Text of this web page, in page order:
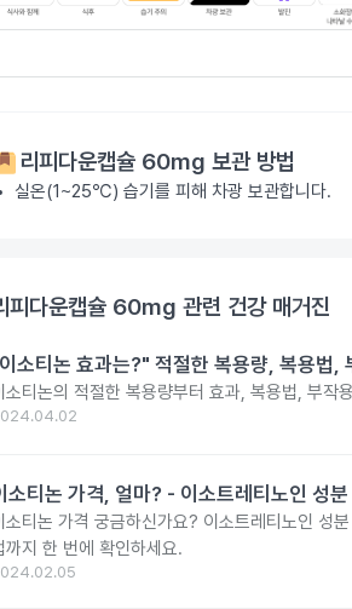
리피다운캡슐 60mg 보관 방법
실온(1~25℃) 습기를 피해 차광 보관합니다.
피다운캡슐 60mg 관련 건강 매거진
소티논 효과는?" 적절한 복용량, 복용법,
소티논의 적절한 복용량부터 효과, 복용법, 부작
소티논 가격, 얼마? - 이소트레티노인 성
소티논 가격 궁금하신가요? 이소트레티노인 성
까지 한 번에 확인하세요.